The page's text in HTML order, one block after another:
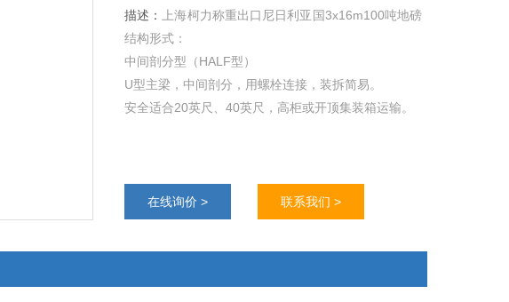
描述：
上海柯力称重出口尼日利亚国3x16m100吨地磅
结构形式：
中间剖分型（HALF型）
U型主梁，中间剖分，用螺栓连接，装拆简易。
安全适合20英尺、40英尺，高柜或开顶集装箱运输。
在线询价 > 联系我们 >